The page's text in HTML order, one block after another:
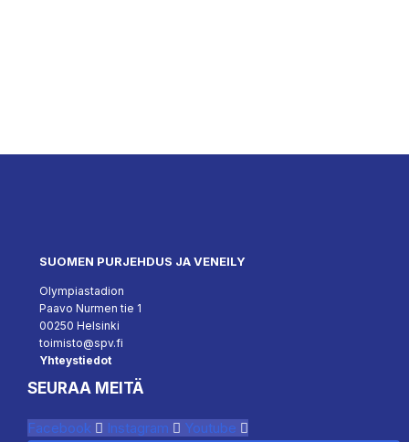
SUOMEN PURJEHDUS JA VENEILY
Olympiastadion
Paavo Nurmen tie 1
00250 Helsinki
toimisto@spv.fi
Yhteystiedot
SEURAA MEITÄ
Facebook Instagram Youtube